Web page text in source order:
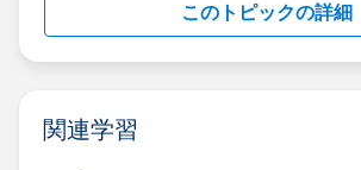
このトピックの詳細
関連学習